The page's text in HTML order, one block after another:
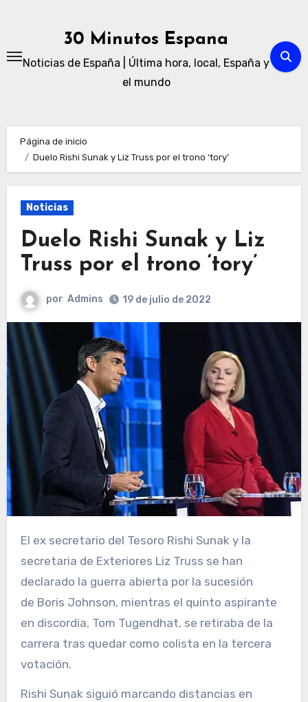
30 Minutos Espana
Noticias de España | Última hora, local, España y
el mundo
Página de inicio
Duelo Rishi Sunak y Liz Truss por el trono ‘tory’
Noticias
Duelo Rishi Sunak y Liz
Truss por el trono ‘tory’
por Admins 19 de julio de 2022
El ex secretario del Tesoro Rishi Sunak y la
secretaria de Exteriores Liz Truss se han
declarado la guerra abierta por la sucesión
de Boris Johnson, mientras el quinto aspirante
en discordia, Tom Tugendhat, se retiraba de la
carrera tras quedar como colista en la tercera
votación.
Rishi Sunak siguió marcando distancias en